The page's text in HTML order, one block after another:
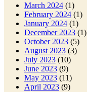
March 2024 (1)
February 2024 (1)
January 2024 (1)
December 2023 (1)
October 2023 (5)
August 2023 (3)
July 2023 (10)
June 2023 (9)
May 2023 (11)
April 2023 (9)